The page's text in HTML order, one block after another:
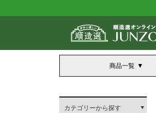
商品一覧
カテゴリーから探す